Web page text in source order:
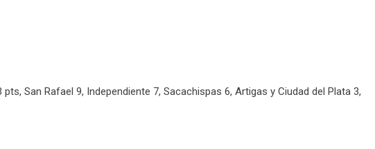
pts, San Rafael 9, Independiente 7, Sacachispas 6, Artigas y Ciudad del Plata 3,